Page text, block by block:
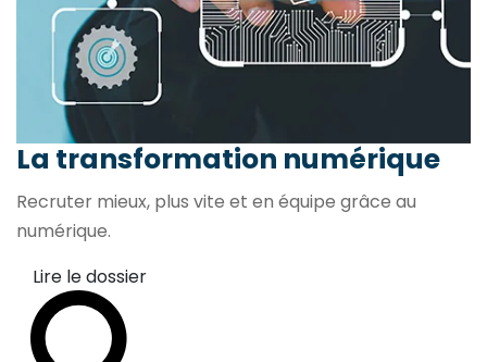
La transformation numérique
Recruter mieux, plus vite et en équipe grâce au
numérique.
Lire le dossier